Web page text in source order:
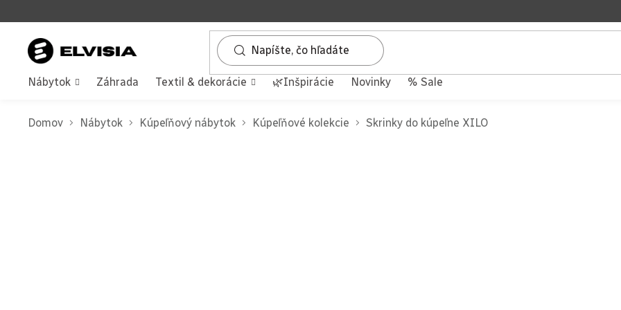
na
Nábytok
Záhrada Textil & dekorácie 🌿Inšpirácie Novinky % Sale
Domov Nábytok Kúpeľňový nábytok Kúpeľňové kolekcie Skrinky do kúpeľne XILO